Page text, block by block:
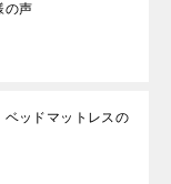
の声
ベッドマットレスの